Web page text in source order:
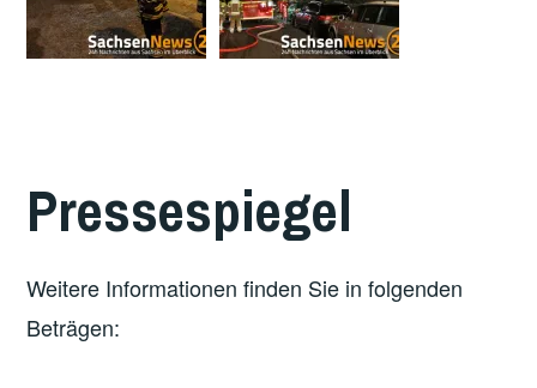
Pressespiegel
Weitere Informationen finden Sie in folgenden
Beträgen: